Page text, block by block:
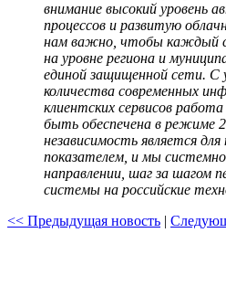
внимание высокий уровень
процессов и развитую
нам важно, чтобы каждый
на уровне региона и
единой защищенной сети. С
количества современных
клиентских сервисов
быть обеспечена в режиме
независимость является
показателем, и мы
направлении, шаг за шагом
системы на российские
<< Предыдущая новость |